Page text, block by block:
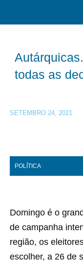
todas as
SETEMBRO 24, 2021
POLÍTICA
Domingo é o
de campanha
região, os
escolher, a 26 de